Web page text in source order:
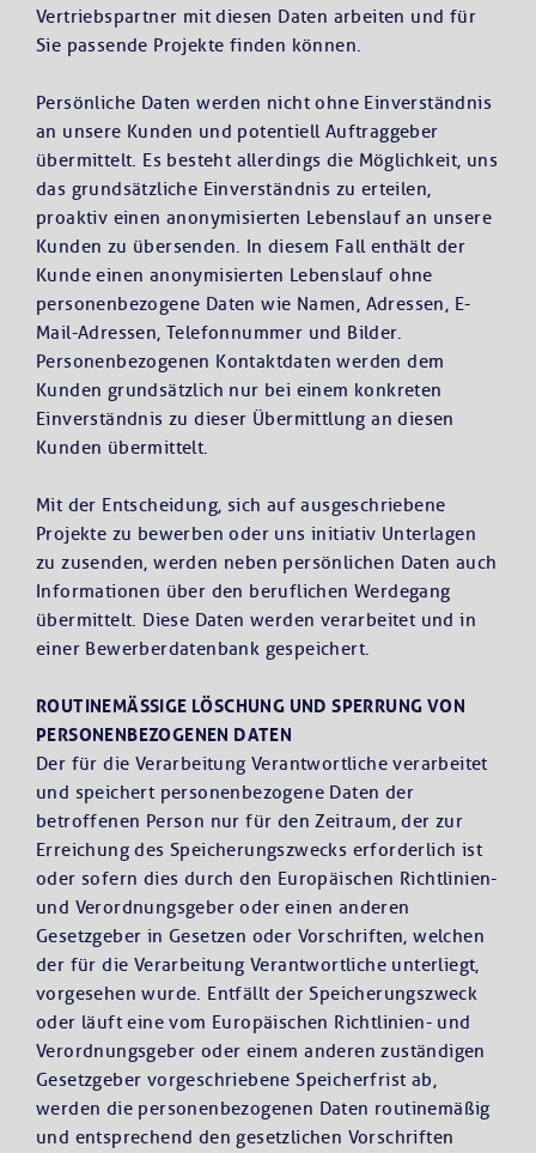
Vertriebspartner mit diesen Daten arbeiten und für
Sie passende Projekte finden können.
Persönliche Daten werden nicht ohne Einverständnis
an unsere Kunden und potentiell Auftraggeber
übermittelt. Es besteht allerdings die Möglichkeit, uns
das grundsätzliche Einverständnis zu erteilen,
proaktiv einen anonymisierten Lebenslauf an unsere
Kunden zu übersenden. In diesem Fall enthält der
Kunde einen anonymisierten Lebenslauf ohne
personenbezogene Daten wie Namen, Adressen, E-
Mail-Adressen, Telefonnummer und Bilder.
Personenbezogenen Kontaktdaten werden dem
Kunden grundsätzlich nur bei einem konkreten
Einverständnis zu dieser Übermittlung an diesen
Kunden übermittelt.
Mit der Entscheidung, sich auf ausgeschriebene
Projekte zu bewerben oder uns initiativ Unterlagen
zu zusenden, werden neben persönlichen Daten auch
Informationen über den beruflichen Werdegang
übermittelt. Diese Daten werden verarbeitet und in
einer Bewerberdatenbank gespeichert.
ROUTINEMÄSSIGE LÖSCHUNG UND SPERRUNG VON P
ERSONENBEZOGENEN DATEN
Der für die Verarbeitung Verantwortliche verarbeitet
und speichert personenbezogene Daten der
betroffenen Person nur für den Zeitraum, der zur
Erreichung des Speicherungszwecks erforderlich ist
oder sofern dies durch den Europäischen Richtlinien-
und Verordnungsgeber oder einen anderen
Gesetzgeber in Gesetzen oder Vorschriften, welchen
der für die Verarbeitung Verantwortliche unterliegt,
vorgesehen wurde. Entfällt der Speicherungszweck
oder läuft eine vom Europäischen Richtlinien- und
Verordnungsgeber oder einem anderen zuständigen
Gesetzgeber vorgeschriebene Speicherfrist ab,
werden die personenbezogenen Daten routinemäßig
und entsprechend den gesetzlichen Vorschriften